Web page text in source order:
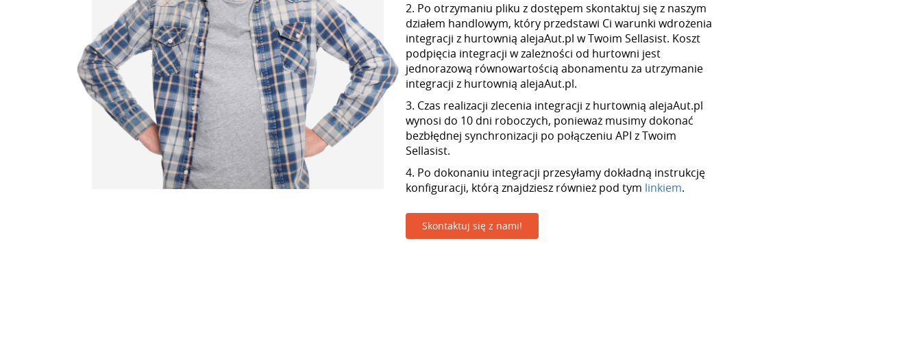
2. Po otrzymaniu pliku z dostępem skontaktuj się z naszym
działem handlowym, który przedstawi Ci warunki wdrożenia
integracji z hurtownią alejaAut.pl w Twoim Sellasist. Koszt
podpięcia integracji w zależności od hurtowni jest
jednorazową równowartością abonamentu za utrzymanie
integracji z hurtownią alejaAut.pl.
3. Czas realizacji zlecenia integracji z hurtownią alejaAut.pl
wynosi do 10 dni roboczych, ponieważ musimy dokonać
bezbłędnej synchronizacji po połączeniu API z Twoim
Sellasist.
4. Po dokonaniu integracji przesyłamy dokładną instrukcję
konfiguracji, którą znajdziesz również pod tym linkiem.
Skontaktuj się z nami!